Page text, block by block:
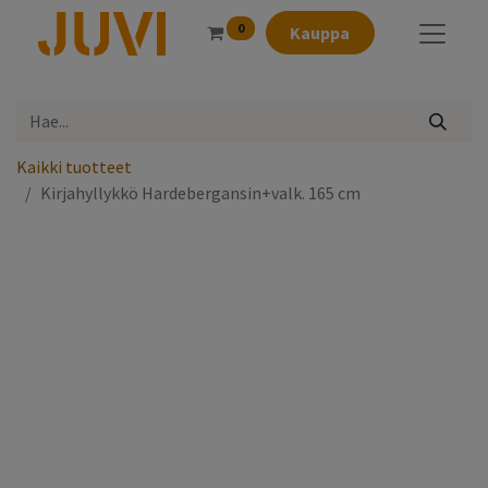
0 Kauppa
Kaikki tuotteet
Kirjahyllykkö Hardebergansin+valk. 165 cm